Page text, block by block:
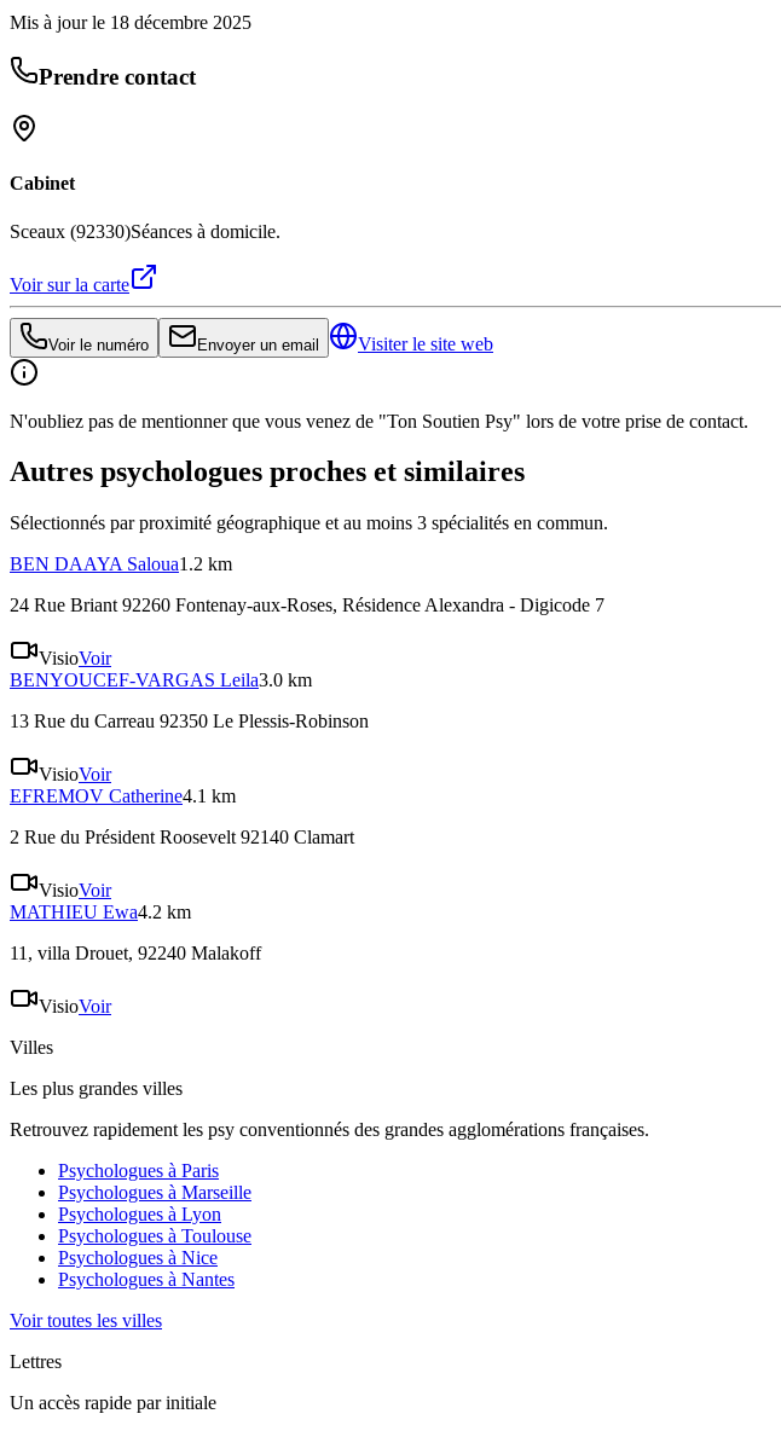
Mis à jour le 18 décembre 2025
Prendre contact
Cabinet
Sceaux (92330)Séances à domicile.
Voir sur la carte
Voir le numéro Envoyer un email Visiter le site web
N'oubliez pas de mentionner que vous venez de "Ton Soutien Psy" lors de votre prise de contact.
Autres psychologues proches et similaires
Sélectionnés par proximité géographique et au moins 3 spécialités en commun.
BEN DAAYA Saloua1.2 km
24 Rue Briant 92260 Fontenay-aux-Roses, Résidence Alexandra - Digicode 7
VisioVoir
BENYOUCEF-VARGAS Leila3.0 km
13 Rue du Carreau 92350 Le Plessis-Robinson
VisioVoir
EFREMOV Catherine4.1 km
2 Rue du Président Roosevelt 92140 Clamart
VisioVoir
MATHIEU Ewa4.2 km
11, villa Drouet, 92240 Malakoff
VisioVoir
Villes
Les plus grandes villes
Retrouvez rapidement les psy conventionnés des grandes agglomérations françaises.
Psychologues à Paris
Psychologues à Marseille
Psychologues à Lyon
Psychologues à Toulouse
Psychologues à Nice
Psychologues à Nantes
Voir toutes les villes
Lettres
Un accès rapide par initiale